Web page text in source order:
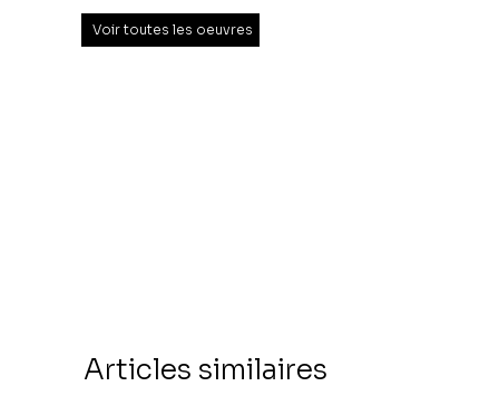
Voir toutes les oeuvres
Articles similaires